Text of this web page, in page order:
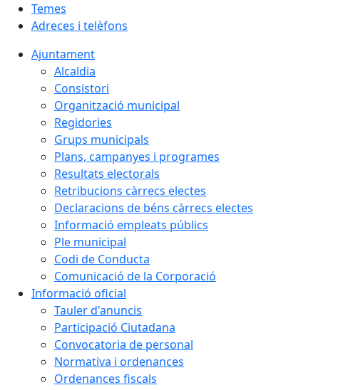
Temes
Adreces i telèfons
Ajuntament
Alcaldia
Consistori
Organització municipal
Regidories
Grups municipals
Plans, campanyes i programes
Resultats electorals
Retribucions càrrecs electes
Declaracions de béns càrrecs electes
Informació empleats públics
Ple municipal
Codi de Conducta
Comunicació de la Corporació
Informació oficial
Tauler d'anuncis
Participació Ciutadana
Convocatoria de personal
Normativa i ordenances
Ordenances fiscals